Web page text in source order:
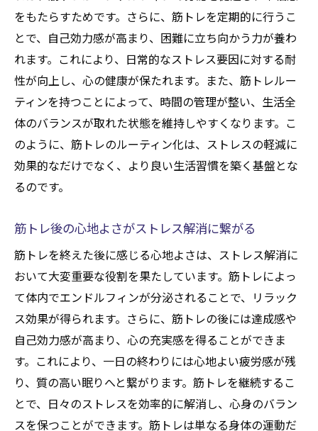
をもたらすためです。さらに、筋トレを定期的に行うこ
とで、自己効力感が高まり、困難に立ち向かう力が養わ
れます。これにより、日常的なストレス要因に対する耐
性が向上し、心の健康が保たれます。また、筋トレルー
ティンを持つことによって、時間の管理が整い、生活全
体のバランスが取れた状態を維持しやすくなります。こ
のように、筋トレのルーティン化は、ストレスの軽減に
効果的なだけでなく、より良い生活習慣を築く基盤とな
るのです。
筋トレ後の心地よさがストレス解消に繋がる
筋トレを終えた後に感じる心地よさは、ストレス解消に
おいて大変重要な役割を果たしています。筋トレによっ
て体内でエンドルフィンが分泌されることで、リラック
ス効果が得られます。さらに、筋トレの後には達成感や
自己効力感が高まり、心の充実感を得ることができま
す。これにより、一日の終わりには心地よい疲労感が残
り、質の高い眠りへと繋がります。筋トレを継続するこ
とで、日々のストレスを効率的に解消し、心身のバラン
スを保つことができます。筋トレは単なる身体の運動だ